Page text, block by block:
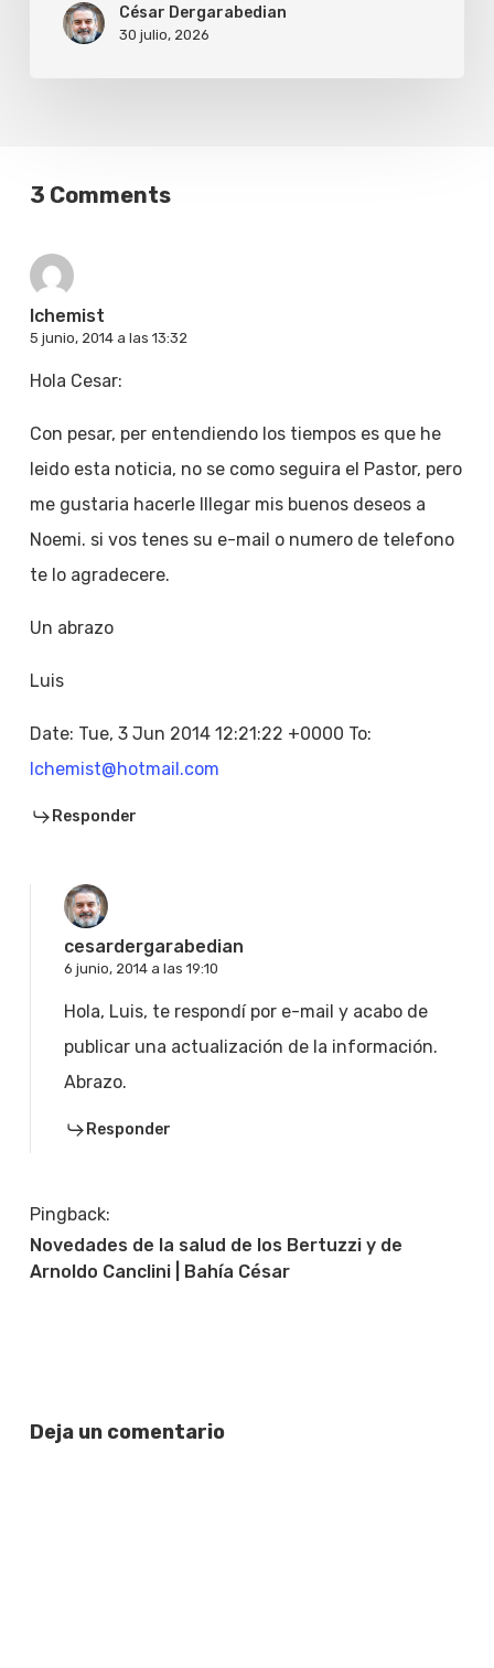
César Dergarabedian
30 julio, 2026
3 Comments
lchemist
5 junio, 2014 a las 13:32
Hola Cesar:
Con pesar, per entendiendo los tiempos es que he
leido esta noticia, no se como seguira el Pastor, pero
me gustaria hacerle lllegar mis buenos deseos a
Noemi. si vos tenes su e-mail o numero de telefono
te lo agradecere.
Un abrazo
Luis
Date: Tue, 3 Jun 2014 12:21:22 +0000 To:
lchemist@hotmail.com
Responder
cesardergarabedian
6 junio, 2014 a las 19:10
Hola, Luis, te respondí por e-mail y acabo de
publicar una actualización de la información.
Abrazo.
Responder
Pingback:
Novedades de la salud de los Bertuzzi y de
Arnoldo Canclini | Bahía César
Deja un comentario